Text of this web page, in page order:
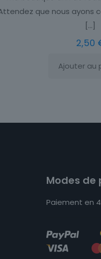
que nous ayons
[…]
2,50
Ajouter au
Modes
Paiement en